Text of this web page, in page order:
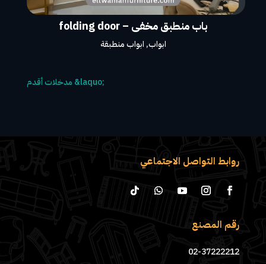
باب منطبق مخفى – folding door
ابواب,ابواب منطبقة
روابط التواصل الاجتماعي
رقم المصنع
02-37222212